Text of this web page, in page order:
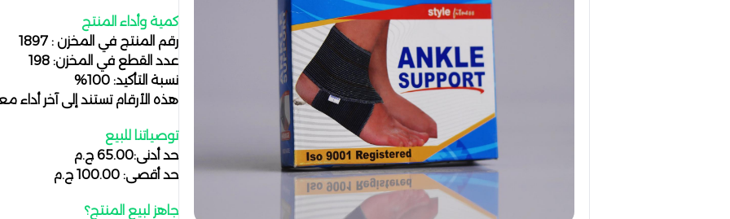
كمية وأداء المنتج
رقم المنتج في المخزن : 1897
عدد القطع في المخزن: 198
نسبة التأكيد: 100%
هذه الأرقام تستند إلى آخر أداء
توصياتنا للبيع
حد أدنى:65.00 ج.م
حد أقصى: 100.00 ج.م
جاهز لبيع المنتج؟